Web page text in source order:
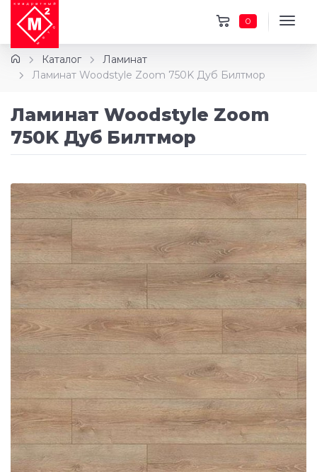
0
Каталог
Ламинат
Ламинат Woodstyle Zoom 750K Дуб Билтмор
Ламинат Woodstyle Zoom
750K Дуб Билтмор